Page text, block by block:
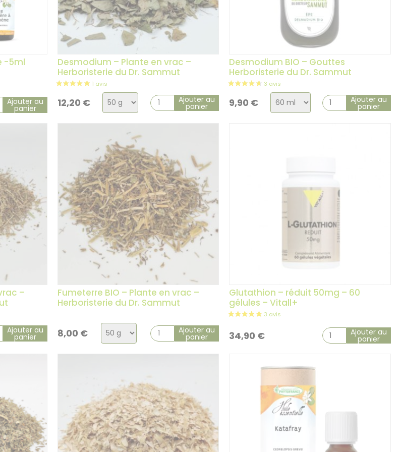
-5ml
Ajouter au
panier
Desmodium – Plante en vrac –
Herboristerie du Dr. Sammut
12,20 €
Choix
de
la
variation
Ajouter au
panier
Desmodium BIO – Gouttes
Herboristerie du Dr. Sammut
9,90 €
Choix
de
Ajouter au
panier
–
Ajouter au
panier
Fumeterre BIO – Plante en vrac –
Herboristerie du Dr. Sammut
8,00 €
Choix
de
la
Ajouter au
panier
Glutathion – réduit 50mg – 60
gélules – Vitall+
34,90 € Ajouter au
panier